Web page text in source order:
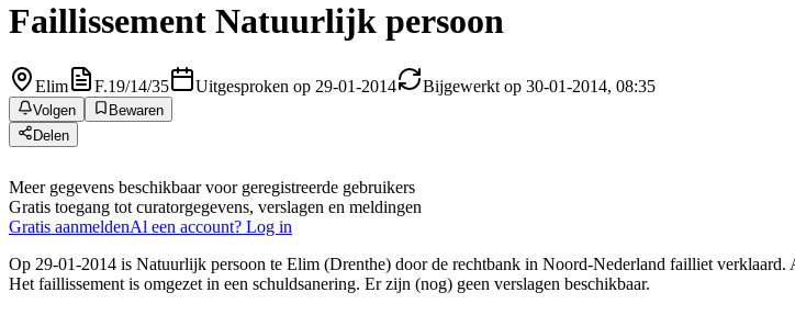
Faillissement Natuurlijk persoon
Elim F.19/14/35 Uitgesproken op 29-01-2014 Bijgewerkt op 30-01-2014, 08:35
Volgen
Bewaren
Delen
Meer gegevens beschikbaar voor geregistreerde gebruikers
Gratis toegang tot curatorgegevens, verslagen en meldingen
Gratis aanmeldenAl een account? Log in
Op 29-01-2014 is Natuurlijk persoon te Elim (Drenthe) door de rechtbank in Noord-Nederland failliet
Het faillissement is omgezet in een schuldsanering. Er zijn (nog) geen verslagen beschikbaar.